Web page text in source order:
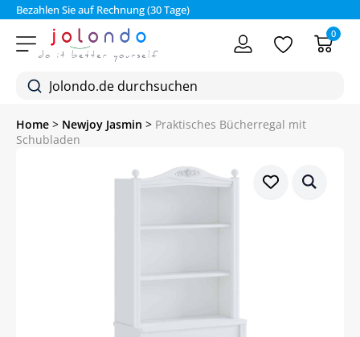
Bezahlen Sie auf Rechnung (30 Tage)
0
Home > Newjoy Jasmin > Praktisches Bücherregal mit
Schubladen